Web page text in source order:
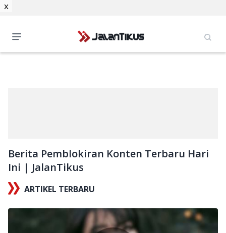
Berita Pemblokiran Konten Terbaru Hari
Ini | JalanTikus
ARTIKEL TERBARU
x